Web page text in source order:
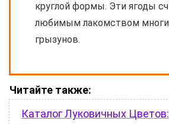
круглой формы. Эти ягоды
любимым лакомством
грызунов.
Читайте также:
Каталог Луковичных